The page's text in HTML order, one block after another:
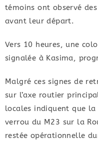
témoins ont observé
avant leur départ.
Vers 10 heures, une
signalée à Kasima,
​Malgré ces signes de
sur l’axe routier
locales indiquent que
verrou du M23 sur la
restée opérationnelle